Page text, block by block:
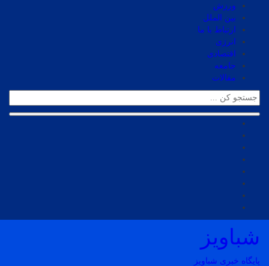
ورزش
بین الملل
ارتباط با ما
انرژی
اقتصادی
جامعه
مقالات
شباویز
پایگاه خبری شباویز